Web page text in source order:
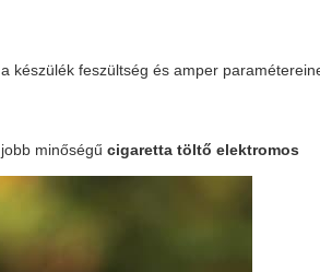
készülék feszültség és amper
jobb minőségűcigaretta töltő elektromos